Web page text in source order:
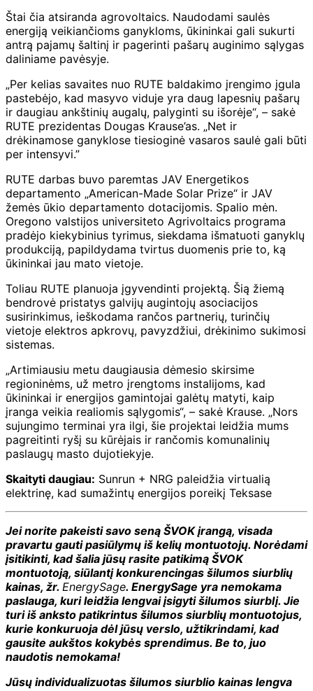
Štai čia atsiranda agrovoltaics. Naudodami saulės
energiją veikiančioms ganykloms, ūkininkai gali sukurti
antrą pajamų šaltinį ir pagerinti pašarų auginimo sąlygas
daliniame pavėsyje.
„Per kelias savaites nuo RUTE baldakimo įrengimo įgula
pastebėjo, kad masyvo viduje yra daug lapesnių pašarų
ir daugiau ankštinių augalų, palyginti su išorėje“, – sakė
RUTE prezidentas Dougas Krause’as. „Net ir
drėkinamose ganyklose tiesioginė vasaros saulė gali būti
per intensyvi.”
RUTE darbas buvo paremtas JAV Energetikos
departamento „American-Made Solar Prize“ ir JAV
žemės ūkio departamento dotacijomis. Spalio mėn.
Oregono valstijos universiteto Agrivoltaics programa
pradėjo kiekybinius tyrimus, siekdama išmatuoti ganyklų
produkciją, papildydama tvirtus duomenis prie to, ką
ūkininkai jau mato vietoje.
Toliau RUTE planuoja įgyvendinti projektą. Šią žiemą
bendrovė pristatys galvijų augintojų asociacijos
susirinkimus, ieškodama rančos partnerių, turinčių
vietoje elektros apkrovų, pavyzdžiui, drėkinimo sukimosi
sistemas.
„Artimiausiu metu daugiausia dėmesio skirsime
regioninėms, už metro įrengtoms instalijoms, kad
ūkininkai ir energijos gamintojai galėtų matyti, kaip
įranga veikia realiomis sąlygomis“, – sakė Krause. „Nors
sujungimo terminai yra ilgi, šie projektai leidžia mums
pagreitinti ryšį su kūrėjais ir rančomis komunalinių
paslaugų masto dujotiekyje.
Skaityti daugiau: Sunrun + NRG paleidžia virtualią
elektrinę, kad sumažintų energijos poreikį Teksase
Jei norite pakeisti savo seną ŠVOK įrangą, visada
pravartu gauti pasiūlymų iš kelių montuotojų. Norėdami
įsitikinti, kad šalia jūsų rasite patikimą ŠVOK
montuotoją, siūlantį konkurencingas šilumos siurblių
kainas, žr. EnergySage. EnergySage yra nemokama
paslauga, kuri leidžia lengvai įsigyti šilumos siurblį. Jie
turi iš anksto patikrintus šilumos siurblių montuotojus,
kurie konkuruoja dėl jūsų verslo, užtikrindami, kad
gausite aukštos kokybės sprendimus. Be to, juo
naudotis nemokama!
Jūsų individualizuotas šilumos siurblio kainas lengva